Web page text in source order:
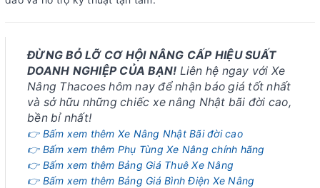
ĐỪNG BỎ LỠ CƠ HỘI NÂNG CẤP HIỆU SUẤT
DOANH NGHIỆP CỦA BẠN! Liên hệ ngay với Xe
Nâng Thacoes hôm nay để nhận báo giá tốt nhất
và sở hữu những chiếc xe nâng Nhật bãi đời cao,
bền bỉ nhất!
👉 Bấm xem thêm Xe Nâng Nhật Bãi đời cao
👉 Bấm xem thêm Phụ Tùng Xe Nâng chính hãng
👉 Bấm xem thêm Bảng Giá Thuê Xe Nâng
👉 Bấm xem thêm Bảng Giá Bình Điện Xe Nâng